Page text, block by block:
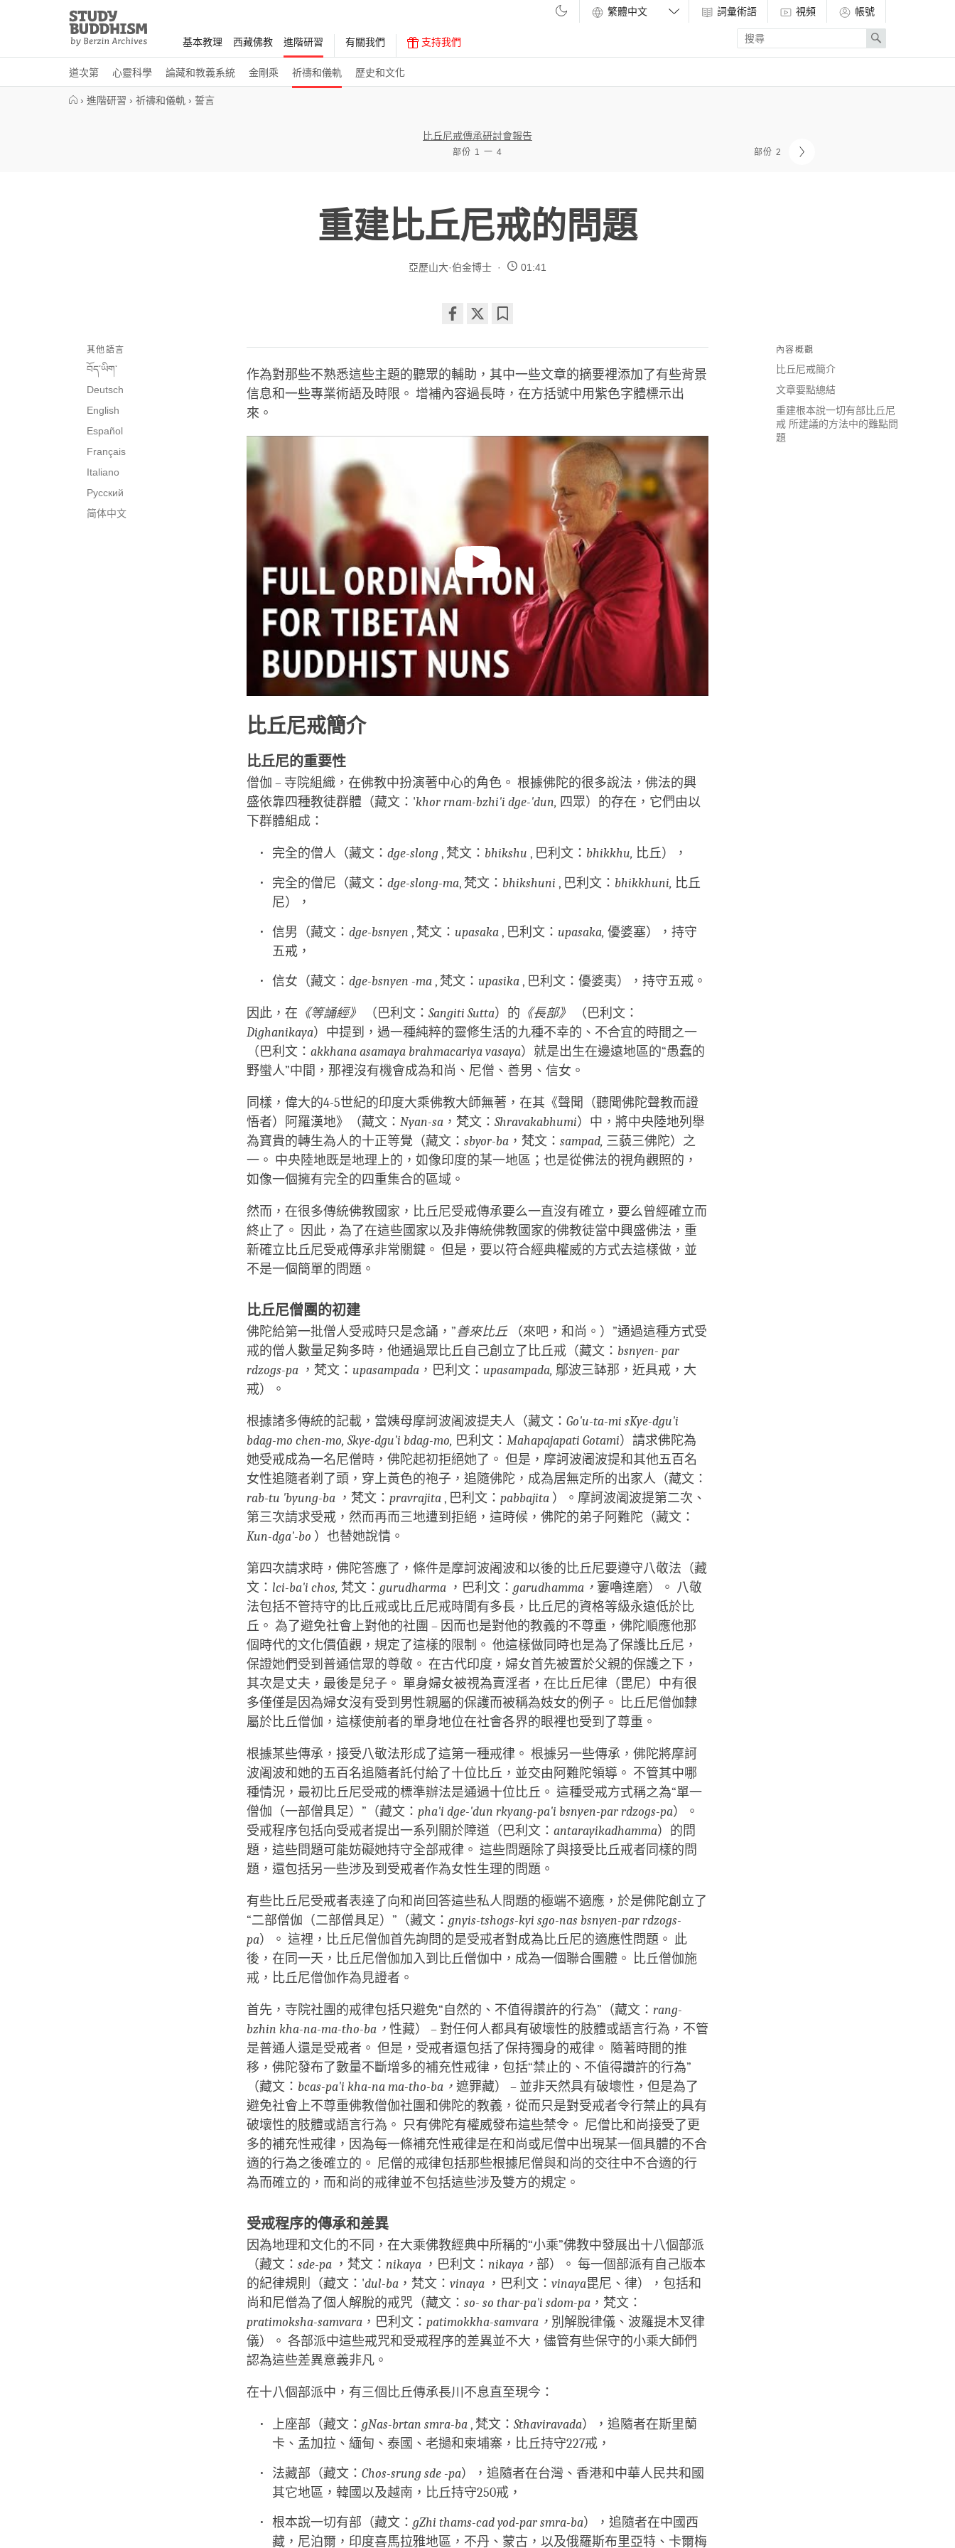
Study
Buddhism
Home
基本教理 西藏佛教 進階研習
道次第 心靈科學 論藏和教義系統 金剛乘 祈禱和儀軌 歷史和文化
有關我們 支持我們
詞彙術語 視頻
帳號
Enter
search
term
Search
› 進階研習 › 祈禱和儀軌 › 誓言
比丘尼戒傳承研討會報告
部份 1 一 4 部份 2
重建比丘尼戒的問題
亞歷山大·伯金博士 01:41
on
facebook
內容概觀
比丘尼戒簡介
文章要點總結
重建根本說一切有部比丘尼
戒 所建議的方法中的難點問
題
其他語言
བོད་ཡིག་
Deutsch
English
Español
Français
Italiano
Русский
简体中文
作為對那些不熟悉這些主題的聽眾的輔助，其中一些文章的摘要裡添加了有些背景
信息和一些專業術語及時限。 增補內容過長時，在方括號中用紫色字體標示出
來。
比丘尼戒簡介
比丘尼的重要性
僧伽 – 寺院組織，在佛教中扮演著中心的角色。 根據佛陀的很多說法，佛法的興
盛依靠四種教徒群體（藏文：'khor rnam-bzhi'i dge-'dun, 四眾）的存在，它們由以
下群體組成：
完全的僧人（藏文：dge-slong, 梵文： bhikshu , 巴利文： bhikkhu, 比丘），
完全的僧尼（藏文：dge-slong-ma, 梵文： bhikshuni , 巴利文： bhikkhuni, 比丘
尼），
信男（藏文：dge-bsnyen , 梵文：upasaka, 巴利文：upasaka,優婆塞），持守
五戒，
信女（藏文：dge-bsnyen -ma, 梵文：upasika, 巴利文：優婆夷），持守五戒。
因此，在 《等誦經》 （巴利文： Sangiti Sutta）的 《長部》
（巴利文：
Dighanikaya）中提到，過一種純粹的靈修生活的九種不幸的、不合宜的時間之一
（巴利文： akkhana asamaya brahmacariya vasaya）就是出生在邊遠地區的“愚蠢的
野蠻人”中間，那裡沒有機會成為和尚、尼僧、善男、信女。
同樣，偉大的4-5世紀的印度大乘佛教大師無著，在其《聲聞（聽聞佛陀聲教而證
悟者）阿羅漢地》（藏文： Nyan-sa ，梵文： Shravakabhumi）中，將中央陸地列舉
為寶貴的轉生為人的十正等覺（藏文： sbyor-ba ，梵文： sampad, 三藐三佛陀）之
一。 中央陸地既是地理上的，如像印度的某一地區；也是從佛法的視角觀照的，
如像一個擁有完全的四重集合的區域。
然而，在很多傳統佛教國家，比丘尼受戒傳承要么一直沒有確立，要么曾經確立而
終止了。 因此，為了在這些國家以及非傳統佛教國家的佛教徒當中興盛佛法，重
新確立比丘尼受戒傳承非常關鍵。 但是，要以符合經典權威的方式去這樣做，並
不是一個簡單的問題。
比丘尼僧團的初建
佛陀給第一批僧人受戒時只是念誦，”善來比丘（來吧，和尚。）”通過這種方式受
戒的僧人數量足夠多時，他通過眾比丘自己創立了比丘戒（藏文： bsnyen- par
rdzogs-pa ，梵文： upasampada ，巴利文： upasampada, 鄔波三缽那，近具戒，大
戒）。
根據諸多傳統的記載，當姨母摩訶波阇波提夫人（藏文： Go'u-ta-mi sKye-dgu'i
bdag-mo chen-mo, Skye-dgu'i bdag-mo, 巴利文： Mahapajapati Gotami）請求佛陀為
她受戒成為一名尼僧時，佛陀起初拒絕她了。 但是，摩訶波阇波提和其他五百名
女性追隨者剃了頭，穿上黃色的袍子，追隨佛陀，成為居無定所的出家人（藏文：
rab-tu 'byung-ba ，梵文： pravrajita, 巴利文： pabbajita ）。摩訶波阇波提第二次、
第三次請求受戒，然而再而三地遭到拒絕，這時候，佛陀的弟子阿難陀（藏文：
Kun-dga'-bo ）也替她說情。
第四次請求時，佛陀答應了，條件是摩訶波阇波和以後的比丘尼要遵守八敬法（藏
文： lci-ba'i chos, 梵文： gurudharma ，巴利文： garudhamma， 窶嚕達磨）。 八敬
法包括不管持守的比丘戒或比丘尼戒時間有多長，比丘尼的資格等級永遠低於比
丘。 為了避免社會上對他的社團 – 因而也是對他的教義的不尊重，佛陀順應他那
個時代的文化價值觀，規定了這樣的限制。 他這樣做同時也是為了保護比丘尼，
保證她們受到普通信眾的尊敬。 在古代印度，婦女首先被置於父親的保護之下，
其次是丈夫，最後是兒子。 單身婦女被視為賣淫者，在比丘尼律（毘尼）中有很
多僅僅是因為婦女沒有受到男性親屬的保護而被稱為妓女的例子。 比丘尼僧伽隸
屬於比丘僧伽，這樣使前者的單身地位在社會各界的眼裡也受到了尊重。
根據某些傳承，接受八敬法形成了這第一種戒律。 根據另一些傳承，佛陀將摩訶
波阇波和她的五百名追隨者託付給了十位比丘，並交由阿難陀領導。 不管其中哪
種情況，最初比丘尼受戒的標準辦法是通過十位比丘。 這種受戒方式稱之為“單一
僧伽（一部僧具足）”（藏文： pha'i dge-'dun rkyang-pa'i bsnyen-par rdzogs-pa）。
受戒程序包括向受戒者提出一系列關於障道（巴利文： antarayikadhamma）的問
題，這些問題可能妨礙她持守全部戒律。 這些問題除了與接受比丘戒者同樣的問
題，還包括另一些涉及到受戒者作為女性生理的問題。
有些比丘尼受戒者表達了向和尚回答這些私人問題的極端不適應，於是佛陀創立了
“二部僧伽（二部僧具足）”（藏文： gnyis-tshogs-kyi sgo-nas bsnyen-par rdzogs-
pa）。 這裡，比丘尼僧伽首先詢問的是受戒者對成為比丘尼的適應性問題。 此
後，在同一天，比丘尼僧伽加入到比丘僧伽中，成為一個聯合團體。 比丘僧伽施
戒，比丘尼僧伽作為見證者。
首先，寺院社團的戒律包括只避免“自然的、不值得讚許的行為”（藏文： rang-
bzhin kha-na-ma-tho-ba， 性藏） – 對任何人都具有破壞性的肢體或語言行為，不管
是普通人還是受戒者。 但是，受戒者還包括了保持獨身的戒律。 隨著時間的推
移，佛陀發布了數量不斷增多的補充性戒律，包括“禁止的、不值得讚許的行為”
（藏文： bcas-pa'i kha-na ma-tho-ba， 遮罪藏） – 並非天然具有破壞性，但是為了
避免社會上不尊重佛教僧伽社團和佛陀的教義，從而只是對受戒者令行禁止的具有
破壞性的肢體或語言行為。 只有佛陀有權威發布這些禁令。 尼僧比和尚接受了更
多的補充性戒律，因為每一條補充性戒律是在和尚或尼僧中出現某一個具體的不合
適的行為之後確立的。 尼僧的戒律包括那些根據尼僧與和尚的交往中不合適的行
為而確立的，而和尚的戒律並不包括這些涉及雙方的規定。
受戒程序的傳承和差異
因為地理和文化的不同，在大乘佛教經典中所稱的“小乘”佛教中發展出十八個部派
（藏文： sde-pa ，梵文： nikaya ，巴利文： nikaya， 部）。 每一個部派有自己版本
的紀律規則（藏文：'dul-ba ，梵文： vinaya ，巴利文： vinaya毘尼、律），包括和
尚和尼僧為了個人解脫的戒咒（藏文： so- so thar-pa'i sdom-pa ，梵文：
pratimoksha-samvara ，巴利文： patimokkha-samvara， 別解脫律儀、波羅提木叉律
儀）。 各部派中這些戒咒和受戒程序的差異並不大，儘管有些保守的小乘大師們
認為這些差異意義非凡。
在十八個部派中，有三個比丘傳承長川不息直至現今：
上座部（藏文：gNas-brtan smra-ba, 梵文：Sthaviravada），追隨者在斯里蘭
卡、孟加拉、緬甸、泰國、老撾和柬埔寨，比丘持守227戒，
法藏部（藏文：Chos-srung sde -pa），追隨者在台灣、香港和中華人民共和國
其它地區，韓國以及越南，比丘持守250戒，
根本說一切有部（藏文：gZhi thams-cad yod-par smra-ba），追隨者在中國西
藏，尼泊爾，印度喜馬拉雅地區，不丹、蒙古，以及俄羅斯布里亞特、卡爾梅